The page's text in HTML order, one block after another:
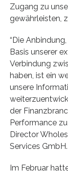
Zugang zu
gewährleisten,
“Die
Basis unserer
Verbindung
haben, ist ein
unsere
der
Performance zu
Director
Services GmbH.
Im Februar